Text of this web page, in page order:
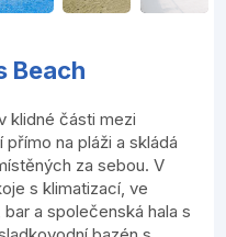
Beach
klidné části mezi
přímo na pláži a skládá
za sebou. V
s klimatizací, ve
a společenská hala s